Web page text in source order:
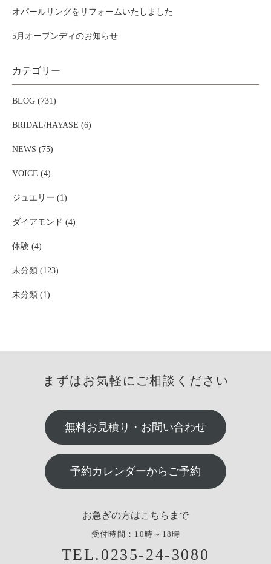
オパールリングをリフォームいたしました
5月オープンディのお知らせ
カテゴリー
BLOG (731)
BRIDAL/HAYASE (6)
NEWS (75)
VOICE (4)
ジュエリー (1)
ダイアモンド (4)
体験 (4)
未分類 (123)
未分類 (1)
まずはお気軽にご相談ください
無料お見積り・お問い合わせ
予約カレンダーからご予約
お急ぎの方はこちらまで
受付時間：10時～18時
TEL.0235-24-3080